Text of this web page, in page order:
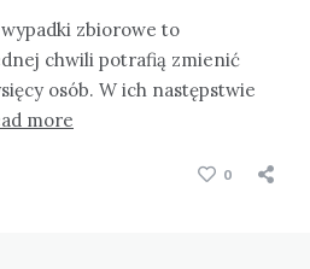
zbiorowe to
chwili potrafią zmienić
osób. W ich następstwie
more
0